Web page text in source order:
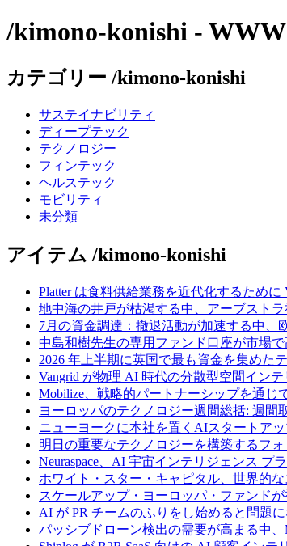
/kimono-konishi -
カテゴリー /kimono-konishi
サステイナビリティ
ディープテック
テクノロジー
フィンテック
ヘルステック
モビリティ
未分類
アイテム /kimono-konishi
Platter は食料供給業務を近代化するために
地中海の井戸が枯渇する中、アーブスト
7月の資金調達：撤退活動が加速する中、
中島和樹先生の専用ファンド口座が市場
2026 年上半期に英国で最も資金を集めた
Vangrid が物理 AI 時代の分散型空間イン
Mobilize、戦略的パートナーシップを通じ
ヨーロッパのテクノロジー週間総括: 週間
ニューヨークに本社を置くAIスタートア
明日の重要なテクノロジーを構築するフ
Neuraspace、AI 宇宙インテリジェンス プ
ホワイト・スター・キャピタル、世界的
スケールアップ・ヨーロッパ・ファンド
AI が PR チームのふりをし始めると問題
パッシブドローン検出の需要が高まる中